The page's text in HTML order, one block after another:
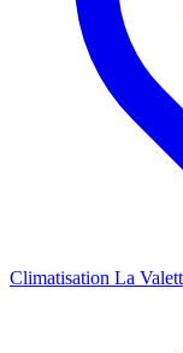
Climatisation La